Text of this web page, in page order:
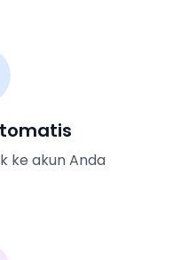
ke akun Anda